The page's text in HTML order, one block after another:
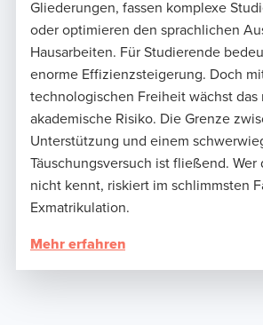
Gliederungen, fassen komplexe
oder optimieren den sprachlichen
Hausarbeiten. Für Studierende
enorme Effizienzsteigerung. Doch
technologischen Freiheit wächst
akademische Risiko. Die Grenze
Unterstützung und einem
Täuschungsversuch ist fließend. Wer
nicht kennt, riskiert im schlimmsten
Exmatrikulation.
Mehr erfahren